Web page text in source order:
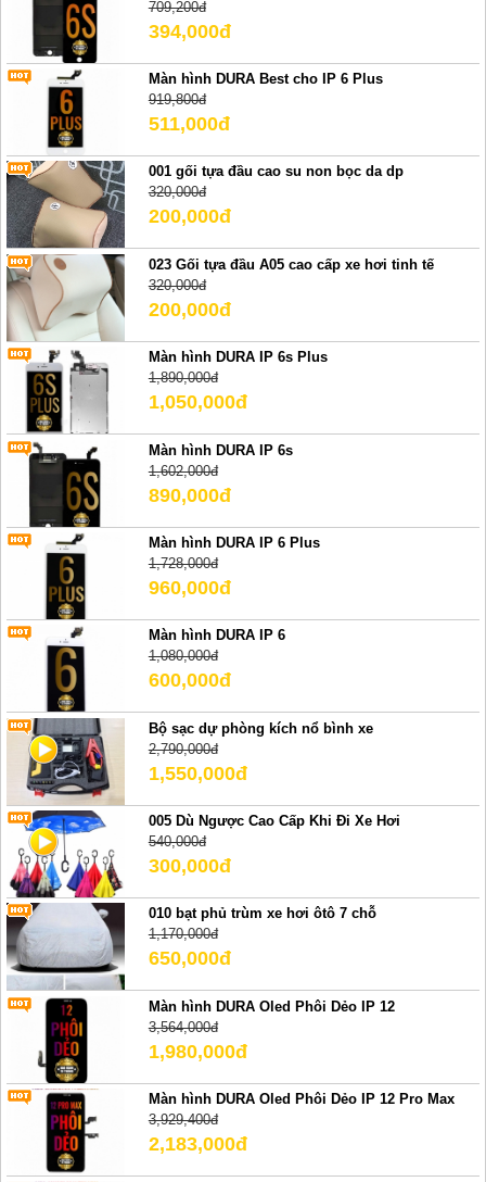
709,200đ
394,000đ
Màn hình DURA Best cho IP 6 Plus
919,800đ
511,000đ
001 gối tựa đầu cao su non bọc da dp
320,000đ
200,000đ
023 Gối tựa đầu A05 cao cấp xe hơi tinh tế
320,000đ
200,000đ
Màn hình DURA IP 6s Plus
1,890,000đ
1,050,000đ
Màn hình DURA IP 6s
1,602,000đ
890,000đ
Màn hình DURA IP 6 Plus
1,728,000đ
960,000đ
Màn hình DURA IP 6
1,080,000đ
600,000đ
Bộ sạc dự phòng kích nổ bình xe
2,790,000đ
1,550,000đ
005 Dù Ngược Cao Cấp Khi Đi Xe Hơi
540,000đ
300,000đ
010 bạt phủ trùm xe hơi ôtô 7 chỗ
1,170,000đ
650,000đ
Màn hình DURA Oled Phôi Dẻo IP 12
3,564,000đ
1,980,000đ
Màn hình DURA Oled Phôi Dẻo IP 12 Pro Max
3,929,400đ
2,183,000đ